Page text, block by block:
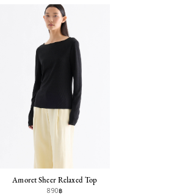
Amoret Sheer Relaxed Top
890฿